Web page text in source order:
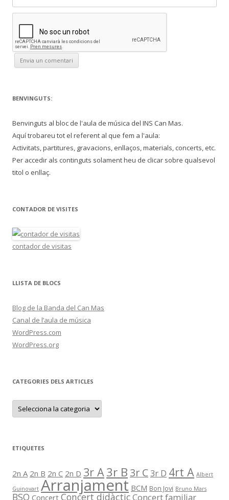
BENVINGUTS:
Benvinguts al bloc de l'aula de música del INS Can Mas.
Aquí trobareu tot el referent al que fem a l'aula:
Activitats, partitures, gravacions, enllaços, materials, concerts, etc.
Per accedir als continguts solament heu de clicar sobre qualsevol
titol o enllaç.
CONTADOR DE VISITES
contador de visitas
LLISTA DE BLOCS
Blog de la Banda del Can Mas
Canal de l’aula de música
WordPress.com
WordPress.org
CATEGORIES DELS ARTICLES
C
t
r
i
d
l
s
ETIQUETES
2n A 2n B 2n C 2n D 3r A3r B 3r C 3r D 4rt A Albert
Guinovart Arranjament BCM Bon Jovi Bruno Mars
BSO Concert Concert didàcticConcert familiar